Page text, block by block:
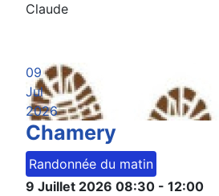
Claude
09
Jul
2026
Chamery
Randonnée du matin
9 Juillet 2026 08:30 - 12:00